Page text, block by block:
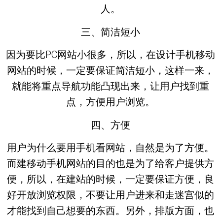
人。
三、简洁短小
因为要比PC网站小很多，所以，在设计手机移动
网站的时候，一定要保证简洁短小，这样一来，
就能将重点导航功能凸现出来，让用户找到重
点，方便用户浏览。
四、方便
用户为什么要用手机看网站，自然是为了方便。
而建移动手机网站的目的也是为了给客户提供方
便，所以，在建站的时候，一定要保证方便，良
好开放浏览权限，不要让用户进来和走迷宫似的
才能找到自己想要的东西。另外，排版方面，也